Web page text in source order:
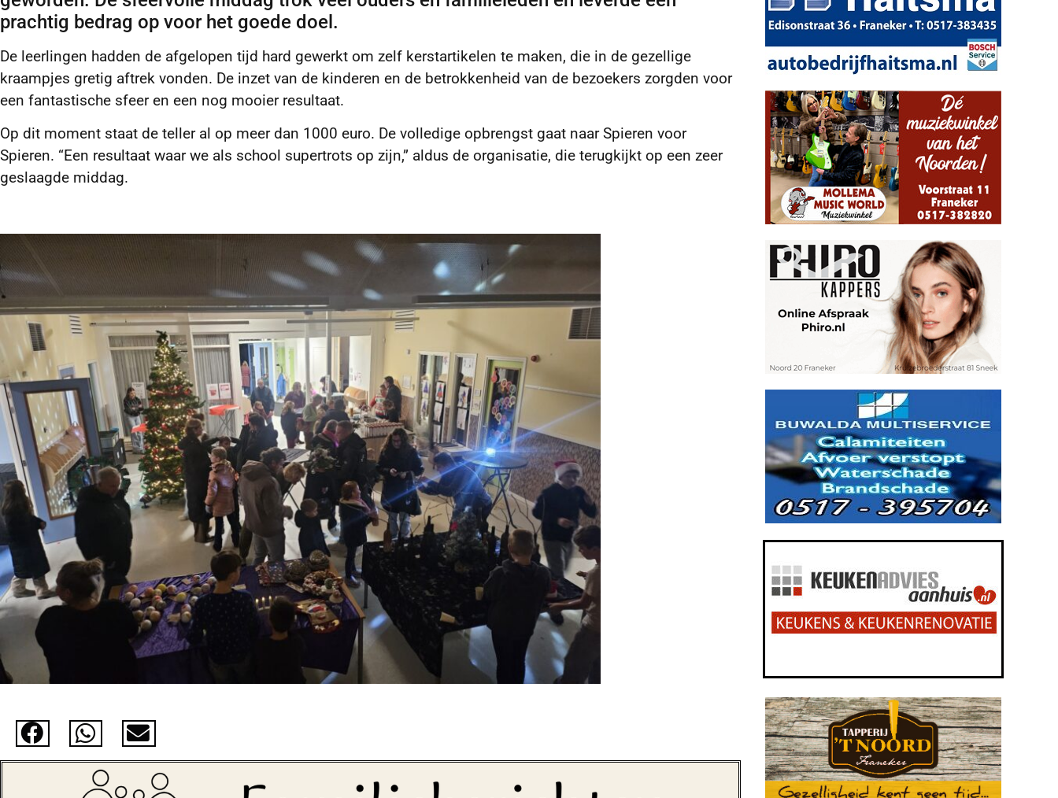
prachtig bedrag op voor het goede doel.
De leerlingen hadden de afgelopen tijd hard gewerkt om zelf kerstartikelen te maken, die in de gezellige
kraampjes gretig aftrek vonden. De inzet van de kinderen en de betrokkenheid van de bezoekers zorgden voor
een fantastische sfeer en een nog mooier resultaat.
Op dit moment staat de teller al op meer dan 1000 euro. De volledige opbrengst gaat naar Spieren voor
Spieren. “Een resultaat waar we als school supertrots op zijn,” aldus de organisatie, die terugkijkt op een zeer
geslaagde middag.